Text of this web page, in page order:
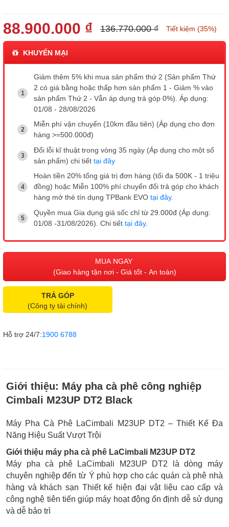
88.900.000 ₫ 136.770.000 ₫ Tiết kiệm (35%)
KHUYẾN MẠI
Giảm thêm 5% khi mua sản phẩm thứ 2 (Sản phẩm Thứ
2 có giá bằng hoặc thấp hơn sản phẩm 1 - Giảm % vào
sản phẩm Thứ 2 - Vẫn áp dụng trả góp 0%). Áp dụng:
01/08 - 28/08/2026
Miễn phí vận chuyển (10km đầu tiên) (Áp dụng cho đơn
hàng >=500.000đ)
Đổi lỗi kĩ thuật trong vòng 35 ngày (Áp dụng cho một số
sản phẩm) chi tiết tại đây
Hoàn tiền 20% tổng giá trị đơn hàng (tối đa 500K - 1 triệu
đồng) hoặc Miễn 100% phí chuyển đổi trả góp cho khách
hàng mở thẻ tín dụng TPBank EVO tại đây.
Quyền mua Gia dụng giá sốc chỉ từ 29.000đ (Áp dụng:
01/08 -31/08/2026). Chi tiết tại đây.
MUA NGAY
(Giao hàng tận nơi - Giá tốt - An toàn)
TRẢ GÓP
(Công ty tài chính)
Hỗ trợ 24/7:1900 6788
Giới thiệu: Máy pha cà phê công nghiệp
Cimbali M23UP DT2 Black
Máy Pha Cà Phê LaCimbali M23UP DT2 – Thiết Kế Đa
Năng Hiệu Suất Vượt Trội
Giới thiệu máy pha cà phê LaCimbali M23UP DT2
Máy pha cà phê LaCimbali M23UP DT2 là dòng máy
chuyên nghiệp đến từ Ý phù hợp cho các quán cà phê nhà
hàng và khách sạn Thiết kế hiện đại vật liệu cao cấp và
công nghệ tiên tiến giúp máy hoạt động ổn định dễ sử dụng
và dễ bảo trì